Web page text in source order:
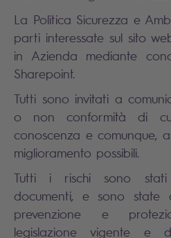
La Politica Sicurezza e
parti interessate sul sito
in Azienda mediante
Sharepoint.
Tutti sono invitati a
o non conformità di
conoscenza e comunque,
miglioramento possibili.
Tutti i rischi sono
documenti, e sono state
prevenzione e
legislazione vigente e